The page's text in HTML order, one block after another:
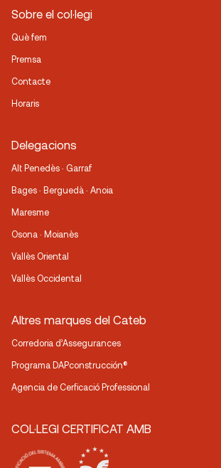
Sobre el col·legi
Què fem
Premsa
Contacte
Horaris
Delegacions
Alt Penedès · Garraf
Bages · Berguedà · Anoia
Maresme
Osona · Moianès
Vallès Oriental
Vallès Occidental
Altres marques del Cateb
Corredoria d’Assegurances
Programa DAPconstrucción®
Agencia de Cerficació Professional
COL·LEGI CERTIFICAT AMB